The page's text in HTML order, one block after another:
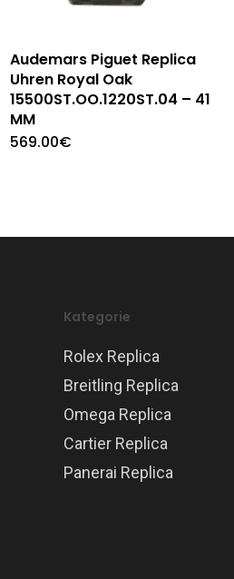
Audemars Piguet Replica
Uhren Royal Oak
15500ST.OO.1220ST.04 – 41
MM
569.00€
Kategorie
Rolex Replica
Breitling Replica
Omega Replica
Cartier Replica
Panerai Replica